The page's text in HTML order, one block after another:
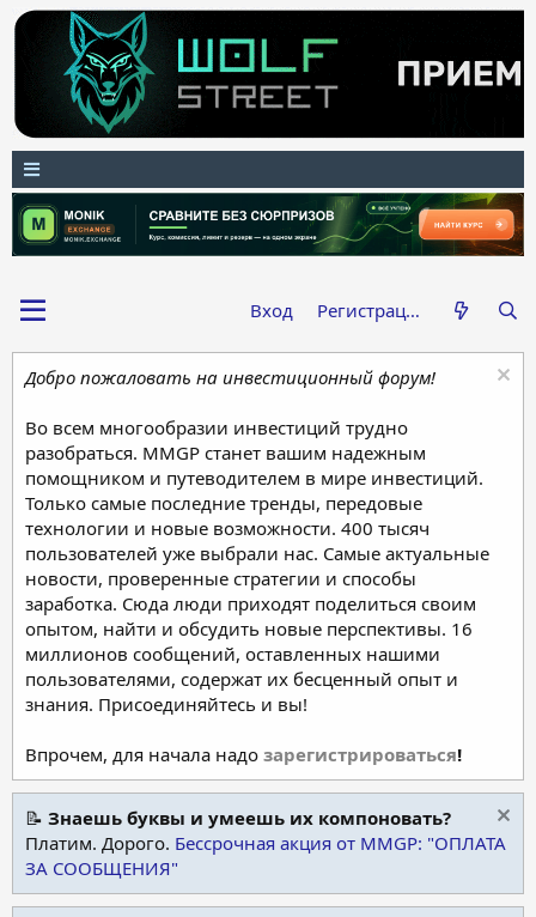
Вход Регистрация
Добро пожаловать на инвестиционный форум!
Во всем многообразии инвестиций трудно
разобраться. MMGP станет вашим надежным
помощником и путеводителем в мире инвестиций.
Только самые последние тренды, передовые
технологии и новые возможности. 400 тысяч
пользователей уже выбрали нас. Самые актуальные
новости, проверенные стратегии и способы
заработка. Сюда люди приходят поделиться своим
опытом, найти и обсудить новые перспективы. 16
миллионов сообщений, оставленных нашими
пользователями, содержат их бесценный опыт и
знания. Присоединяйтесь и вы!
Впрочем, для начала надо зарегистрироваться!
📝 Знаешь буквы и умеешь их компоновать?
Платим. Дорого. Бессрочная акция от MMGP: "ОПЛАТА
ЗА СООБЩЕНИЯ"